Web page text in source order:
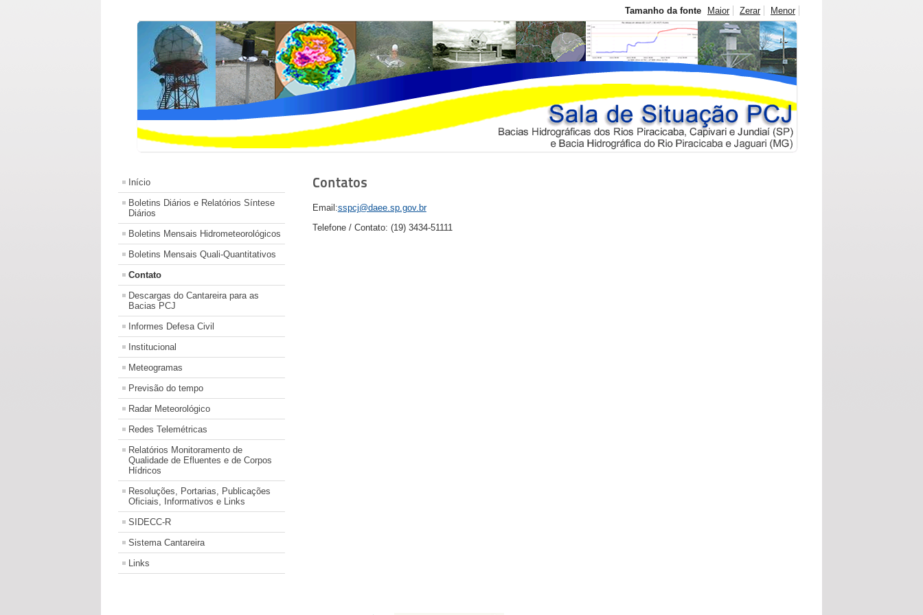
Tamanho da fonte Maior Zerar Menor
Início
Boletins Diários e Relatórios Síntese
Diários
Boletins Mensais Hidrometeorológicos
Boletins Mensais Quali-Quantitativos
Contato
Descargas do Cantareira para as
Bacias PCJ
Informes Defesa Civil
Institucional
Meteogramas
Previsão do tempo
Radar Meteorológico
Redes Telemétricas
Relatórios Monitoramento de
Qualidade de Efluentes e de Corpos
Hídricos
Resoluções, Portarias, Publicações
Oficiais, Informativos e Links
SIDECC-R
Sistema Cantareira
Links
Contatos
Email:sspcj@daee.sp.gov.br
Telefone / Contato: (19) 3434-51111